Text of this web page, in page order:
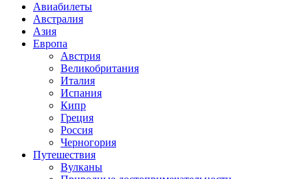
Авиабилеты
Австралия
Азия
Европа
Австрия
Великобритания
Италия
Испания
Кипр
Греция
Россия
Черногория
Путешествия
Вулканы